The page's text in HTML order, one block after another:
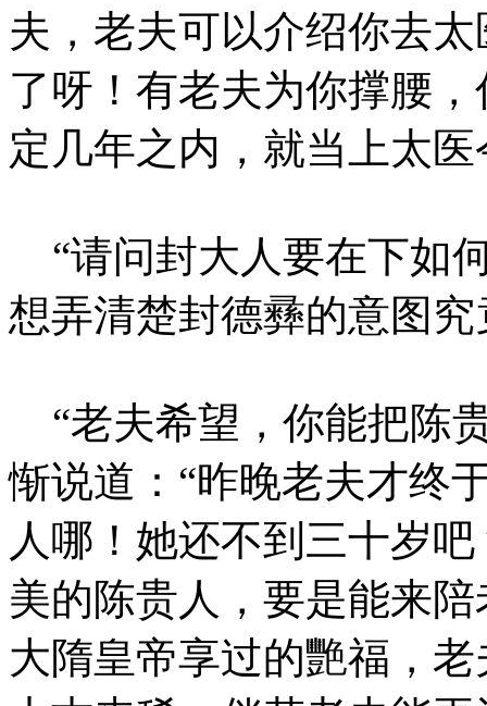
夫，老夫可以介绍你去
了呀！有老夫为你撑腰
定几年之内，就当上太医
“请问封大人要在下如
想弄清楚封德彞的意图
“老夫希望，你能把陈
惭说道：“昨晚老夫才终
人哪！她还不到三十岁
美的陈贵人，要是能来
大隋皇帝享过的艷福，